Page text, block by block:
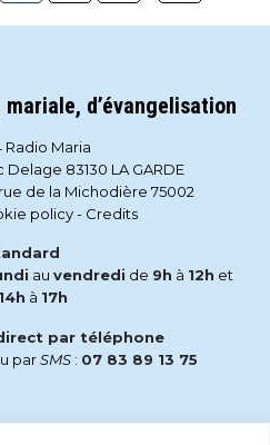
d’évangelisation
Radio Maria
Delage 83130 LA GARDE
de la Michodière 75002
policy- Credits
au vendredi de 9h à 12h et
14h à 17h
par téléphone
parSMS : 07 83 89 13 75